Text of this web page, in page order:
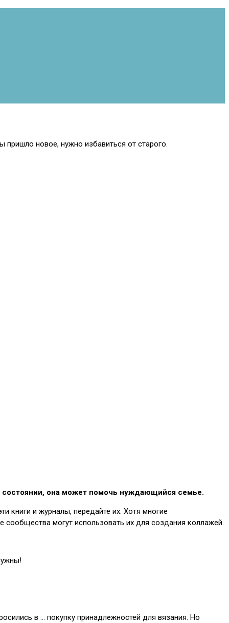
новое, нужно избавиться от старого.
она может помочь нуждающийся семье.
книги и журналы, передайте их. Хотя многие
сообщества могут использовать их для создания коллажей.
в … покупку принадлежностей для вязания. Но